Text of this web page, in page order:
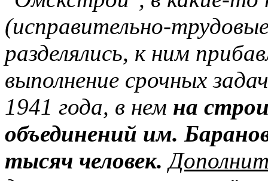
(исправительно-
разделялись, к ним
выполнение срочных
1941 года, в нем на
объединений им.
тысяч человек.